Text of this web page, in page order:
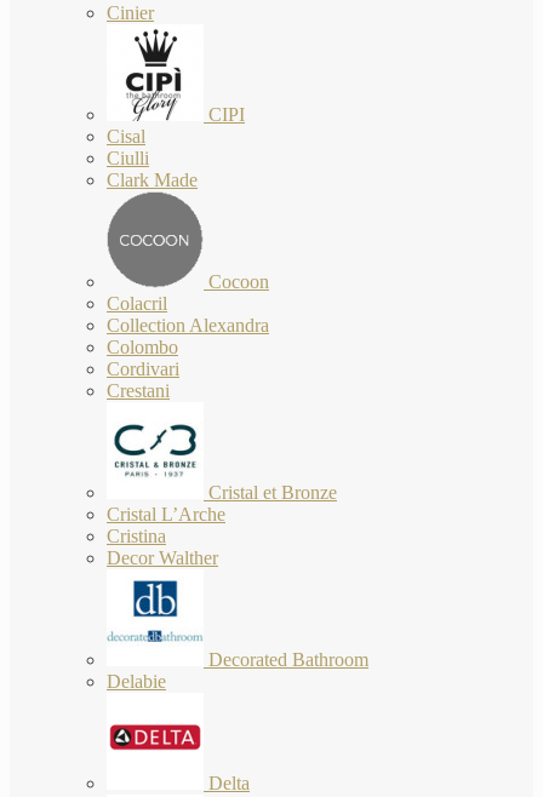
Cinier
CIPI
Cisal
Ciulli
Clark Made
Cocoon
Colacril
Collection Alexandra
Colombo
Cordivari
Crestani
Cristal et Bronze
Cristal L’Arche
Cristina
Decor Walther
Decorated Bathroom
Delabie
Delta